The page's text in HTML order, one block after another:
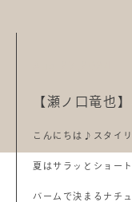
【瀬ノ口竜也
こんにちは♪スタイ
夏はサラッとショー
バームで決まるナチ